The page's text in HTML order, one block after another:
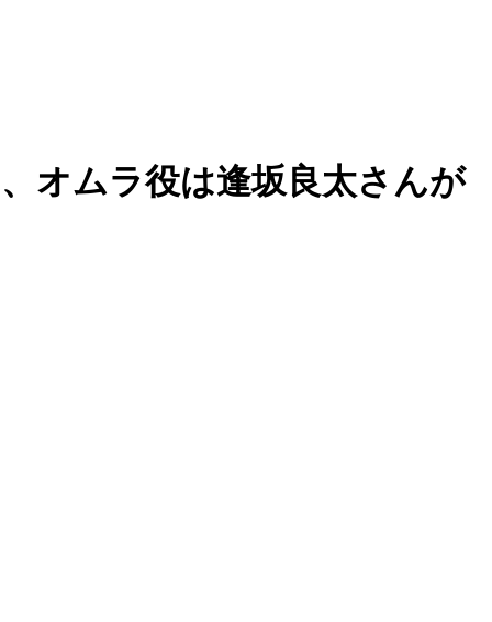
オムラ役は逢坂良太さんが